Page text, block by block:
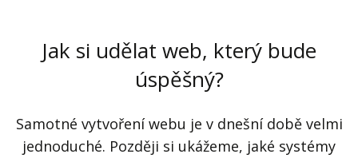
Jak si udělat web, který bude
úspěšný?
Samotné vytvoření webu je v dnešní době velmi
jednoduché. Později si ukážeme, jaké systémy